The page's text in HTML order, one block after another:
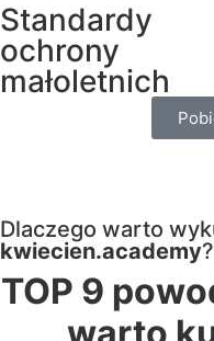
Standardy
ochrony
małoletnich
Dlaczego warto
kwiecien.academy?
TOP 9